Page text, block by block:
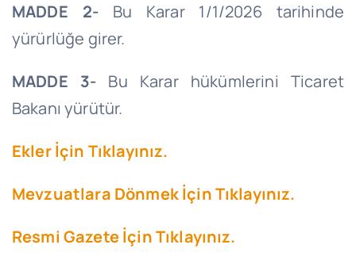
MADDE 2-Bu Karar 1/1/2026 tarihinde
yürürlüğe girer.
MADDE 3- Bu Karar hükümlerini Ticaret
Bakanı yürütür.
Ekler İçin Tıklayınız.
Mevzuatlara Dönmek İçin Tıklayınız.
Resmi Gazete İçin Tıklayınız.